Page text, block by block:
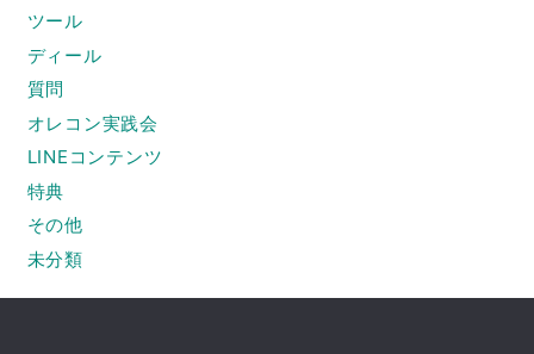
ツール
ディール
質問
オレコン実践会
LINEコンテンツ
特典
その他
未分類